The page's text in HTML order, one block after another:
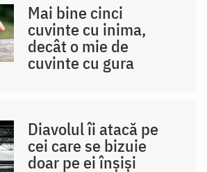
Mai bine cinci
cuvinte cu inima,
decât o mie de
cuvinte cu gura
Diavolul îi atacă pe
cei care se bizuie
doar pe ei înșiși